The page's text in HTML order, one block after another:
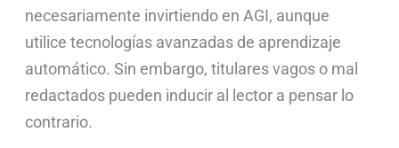
necesariamente invirtiendo en AGI, aunque
utilice tecnologías avanzadas de aprendizaje
automático. Sin embargo, titulares vagos o mal
redactados pueden inducir al lector a pensar lo
contrario.